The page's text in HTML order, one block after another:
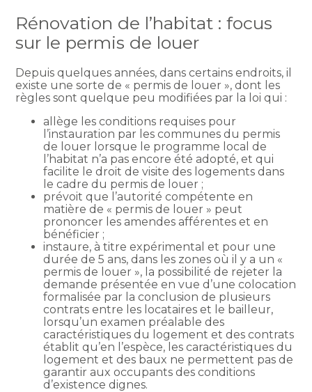
Rénovation de l’habitat : focus
sur le permis de louer
Depuis quelques années, dans certains endroits, il
existe une sorte de « permis de louer », dont les
règles sont quelque peu modifiées par la loi qui :
allège les conditions requises pour
l’instauration par les communes du permis
de louer lorsque le programme local de
l’habitat n’a pas encore été adopté, et qui
facilite le droit de visite des logements dans
le cadre du permis de louer ;
prévoit que l’autorité compétente en
matière de « permis de louer » peut
prononcer les amendes afférentes et en
bénéficier ;
instaure, à titre expérimental et pour une
durée de 5 ans, dans les zones où il y a un «
permis de louer », la possibilité de rejeter la
demande présentée en vue d’une colocation
formalisée par la conclusion de plusieurs
contrats entre les locataires et le bailleur,
lorsqu’un examen préalable des
caractéristiques du logement et des contrats
établit qu’en l’espèce, les caractéristiques du
logement et des baux ne permettent pas de
garantir aux occupants des conditions
d’existence dignes.